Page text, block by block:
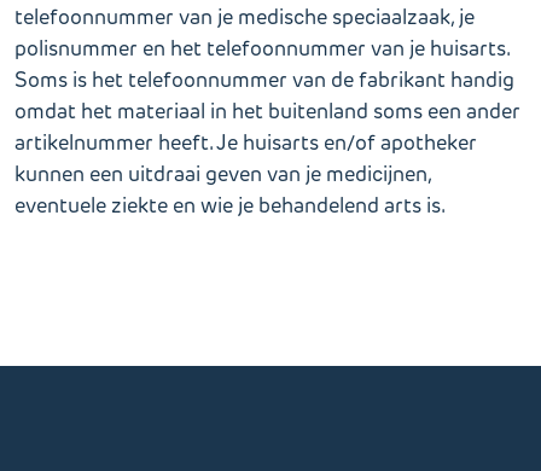
telefoonnummer van je medische speciaalzaak, je
polisnummer en het telefoonnummer van je huisarts.
Soms is het telefoonnummer van de fabrikant handig
omdat het materiaal in het buitenland soms een ander
artikelnummer heeft. Je huisarts en/of apotheker
kunnen een uitdraai geven van je medicijnen,
eventuele ziekte en wie je behandelend arts is.